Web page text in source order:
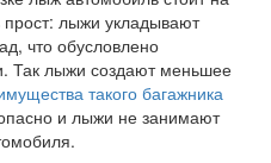
лыжи укладывают
что обусловлено
Так лыжи создают меньшее
такого багажника
и лыжи не занимают